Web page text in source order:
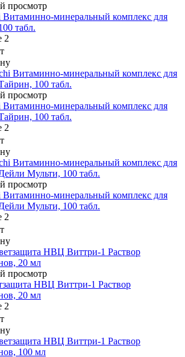
просмотр
Витаминно-минеральный комплекс для
табл.
2
просмотр
Витаминно-минеральный комплекс для
100 табл.
2
просмотр
Витаминно-минеральный комплекс для
Мульти, 100 табл.
2
просмотр
НВЦ Виттри-1 Раствор
20 мл
2